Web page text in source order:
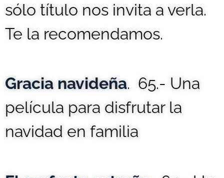
sólo título nos invita a verla.
Te la recomendamos.
Gracia navideña. 65.- Una
película para disfrutar la
navidad en familia